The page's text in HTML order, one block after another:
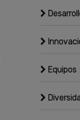
Equipos